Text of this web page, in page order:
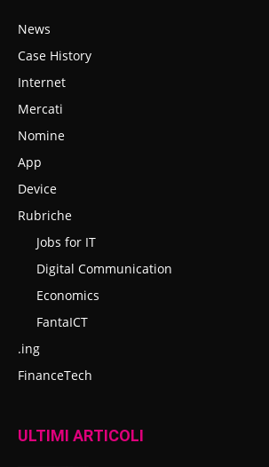
News
Case History
Internet
Mercati
Nomine
App
Device
Rubriche
Jobs for IT
Digital Communication
Economics
FantaICT
.ing
FinanceTech
ULTIMI ARTICOLI